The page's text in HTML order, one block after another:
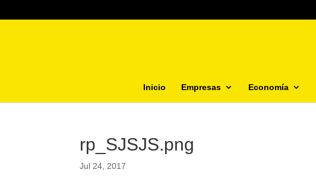
Inicio Empresas Economía
rp_SJSJS.png
Jul 24, 2017